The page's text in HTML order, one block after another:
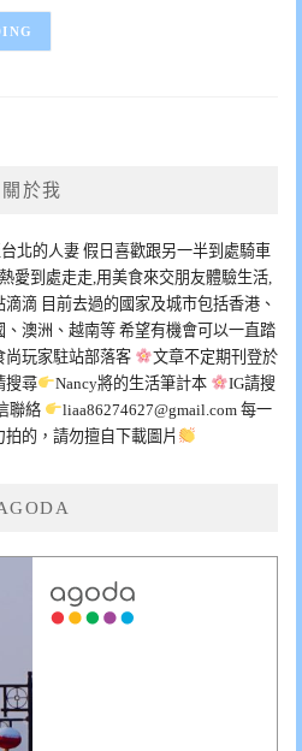
關於我
北的人妻 假日喜歡跟另一半到處騎車
愛到處走走,用美食來交朋友體驗生活,
滴 目前去過的國家及城市包括香港、
澳洲、越南等 希望有機會可以一直踏
尚玩家駐站部落客
文章不定期刊登於
搜尋
Nancy將的生活筆計本
IG請搜
聯絡 liaa86274627@gmail.com每一
的，請勿擅自下載圖片